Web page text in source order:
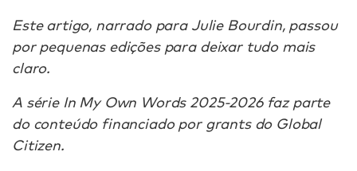
Este artigo, narrado para Julie Bourdin, passou
por pequenas edições para deixar tudo mais
claro.
A série In My Own Words 2025-2026 faz parte
do conteúdo financiado por grants do Global
Citizen.